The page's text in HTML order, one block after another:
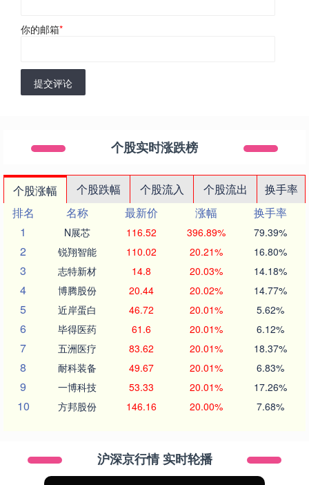
你的邮箱*
提交评论
个股实时涨跌榜
个股涨幅 个股跌幅 个股流入 个股流出
换手率
排名
名称 最新价 涨幅
换手率
1
N展芯 116.52 396.89% 79.39%
2 锐翔智能 110.02 20.21% 16.80%
3 志特新材 14.8 20.03% 14.18%
4 博腾股份 20.44 20.02% 14.77%
5 近岸蛋白 46.72 20.01% 5.62%
6 毕得医药 61.6 20.01% 6.12%
7 五洲医疗 83.62 20.01% 18.37%
8 耐科装备 49.67 20.01% 6.83%
9 一博科技 53.33 20.01% 17.26%
10 方邦股份 146.16 20.00% 7.68%
沪深京行情 实时轮播